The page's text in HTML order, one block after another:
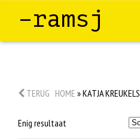
–ramsj
TERUG HOME »KATJA KREUKELS
Enig resultaat